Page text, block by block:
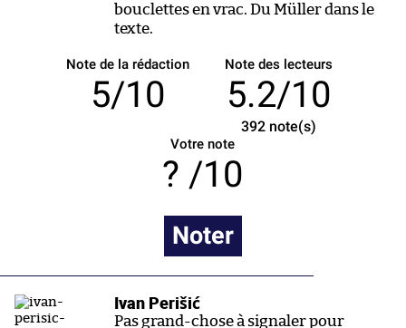
bouclettes en vrac. Du Müller dans le
texte.
Note de la rédaction
5/10
Note des lecteurs
5.2/10
392note(s)
Votre note
/10
Noter
Ivan Perišić
Pas grand-chose à signaler pour